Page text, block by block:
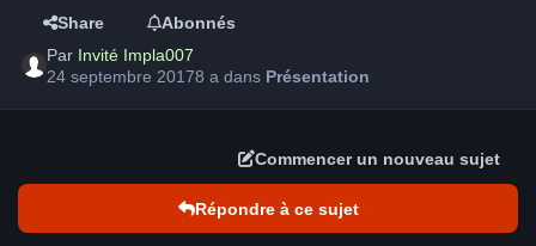
Share
Abonnés
Par Invité Impla007
24 septembre 20178 a dans Présentation
Commencer un nouveau sujet
Répondre à ce sujet